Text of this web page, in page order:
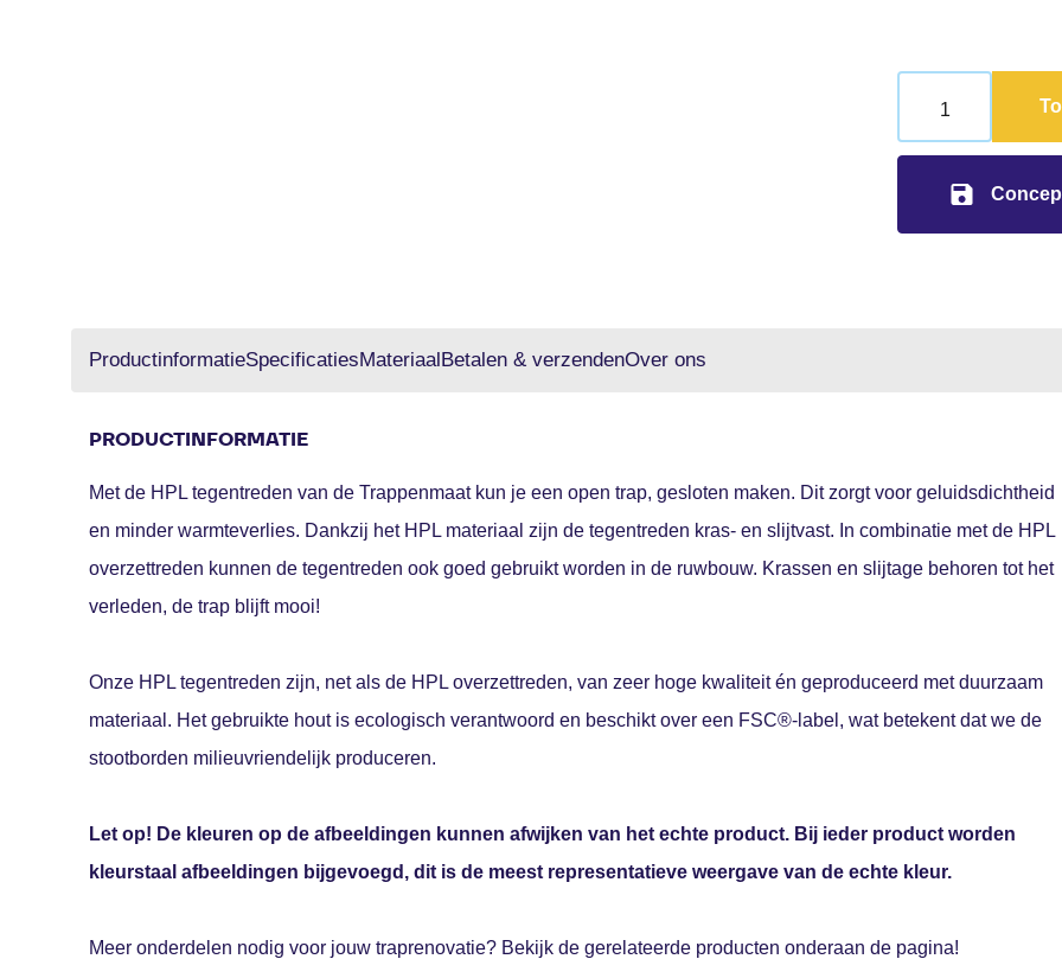
ProductinformatieSpecificatiesMateriaalBetalen & verzendenOver ons
PRODUCTINFORMATIE
Met de HPL tegentreden van de Trappenmaat kun je een open trap, gesloten maken. Dit zorgt voor geluidsdichtheid
en minder warmteverlies. Dankzij het HPL materiaal zijn de tegentreden kras- en slijtvast. In combinatie met de HPL
overzettreden kunnen de tegentreden ook goed gebruikt worden in de ruwbouw. Krassen en slijtage behoren tot het
verleden, de trap blijft mooi!
Onze HPL tegentreden zijn, net als de HPL overzettreden, van zeer hoge kwaliteit én geproduceerd met duurzaam
materiaal. Het gebruikte hout is ecologisch verantwoord en beschikt over een FSC®-label, wat betekent dat we de
stootborden milieuvriendelijk produceren.
Let op! De kleuren op de afbeeldingen kunnen afwijken van het echte product. Bij ieder product worden
kleurstaal afbeeldingen bijgevoegd, dit is de meest representatieve weergave van de echte kleur.
Meer onderdelen nodig voor jouw traprenovatie? Bekijk de gerelateerde producten onderaan de pagina!